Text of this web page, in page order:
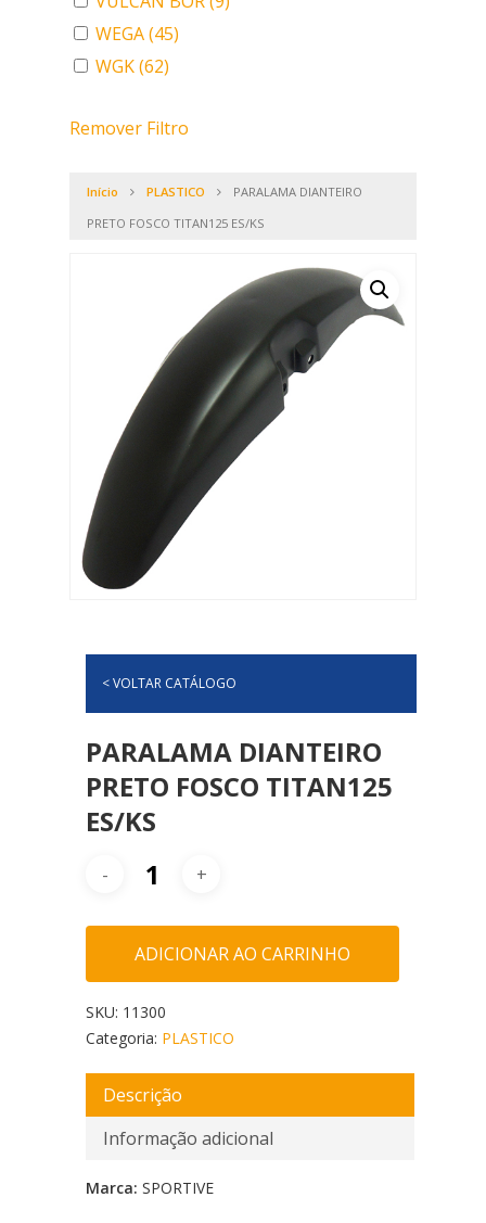
WEGA(45)
WGK(62)
Remover Filtro
Início PLASTICO
PARALAMA DIANTEIRO
PRETO FOSCO TITAN125 ES/KS
< VOLTAR CATÁLOGO
PARALAMA DIANTEIRO
PRETO FOSCO TITAN125
ES/KS
ADICIONAR AO CARRINHO
SKU: 11300
Categoria: PLASTICO
Descrição
Informação adicional
Marca: SPORTIVE